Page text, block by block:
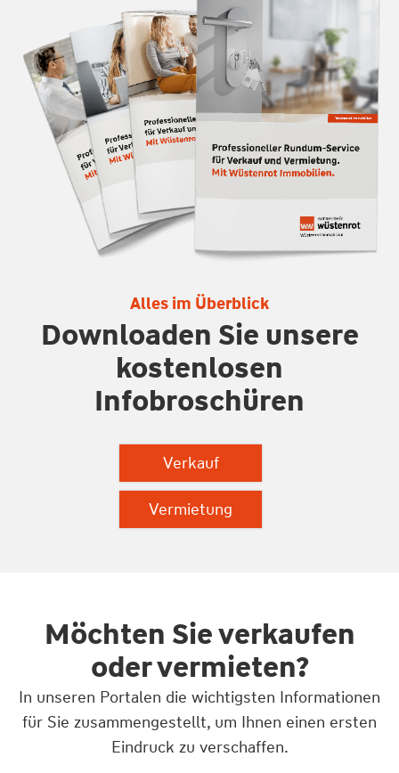
Alles im Überblick
Downloaden Sie unsere
kostenlosen
Infobroschüren
Verkauf
Vermietung
Möchten Sie verkaufen
oder vermieten?
In unseren Portalen die wichtigsten Informationen
für Sie zusammengestellt, um Ihnen einen ersten
Eindruck zu verschaffen.